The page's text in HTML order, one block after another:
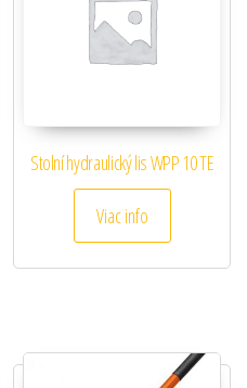
Stolní hydraulický lis WPP 10 TE
Viac info